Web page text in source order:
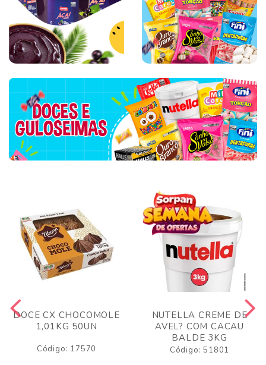
DOCE CX CHOCOMOLE
1,01KG 50UN
Código: 17570
NUTELLA CREME DE
AVEL? COM CACAU
BALDE 3KG
Código: 51801